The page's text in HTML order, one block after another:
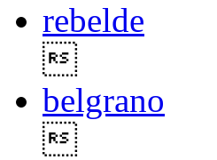
rebelde
belgrano